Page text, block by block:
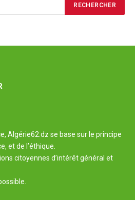
Algérie62.dz se base sur le principe
et de l’éthique.
citoyennes d’intérêt général et